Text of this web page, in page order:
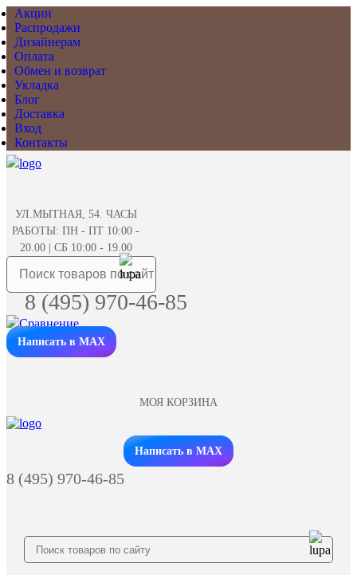
Акции
Распродажи
Дизайнерам
Оплата
Обмен и возврат
Укладка
Блог
Доставка
Вход
Контакты
УЛ.МЫТНАЯ, 54. ЧАСЫ
РАБОТЫ: ПН - ПТ 10:00 -
20.00 | СБ 10:00 - 19.00
8 (495) 970-46-85
Написать в MAX
МОЯ КОРЗИНА
Заказать звонок
Написать в MAX
8 (495) 970-46-85